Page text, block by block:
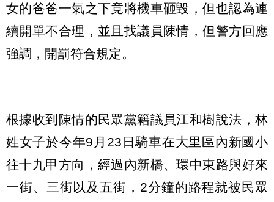
女的爸爸一氣之下竟將機車砸毀，但也認為連
續開單不合理，並且找議員陳情，但警方回應
強調，開罰符合規定。
根據收到陳情的民眾黨籍議員江和樹說法，林
姓女子於今年9月23日騎車在大里區內新國小
往十九甲方向，經過內新橋、環中東路與好來
一街、三街以及五街，2分鐘的路程就被民眾